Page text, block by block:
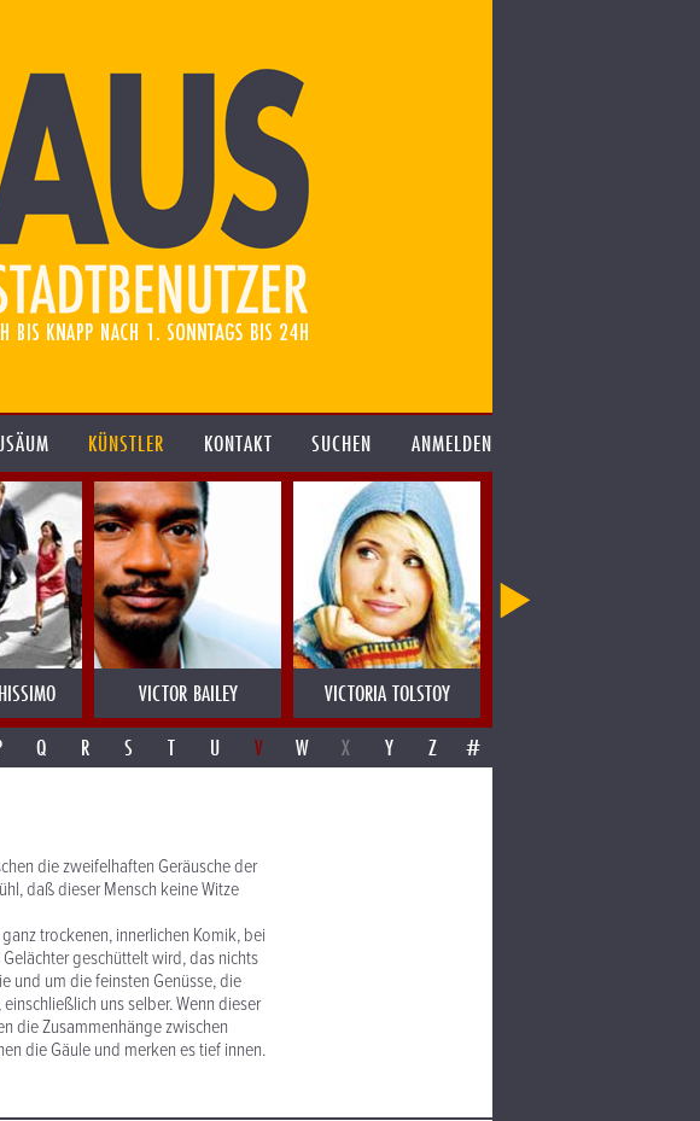
KÜNSTLER KONTAKT SUCHEN ANMELDEN
VICTOR BAILEY VICTORIA TOLSTOY
Q R S T U V W X Y Z #
die zweifelhaften Geräusche der
daß dieser Mensch keine Witze
trockenen, innerlichen Komik, bei
geschüttelt wird, das nichts
und um die feinsten Genüsse, die
uns selber. Wenn dieser
die Zusammenhänge zwischen
die Gäule und merken es tief innen.